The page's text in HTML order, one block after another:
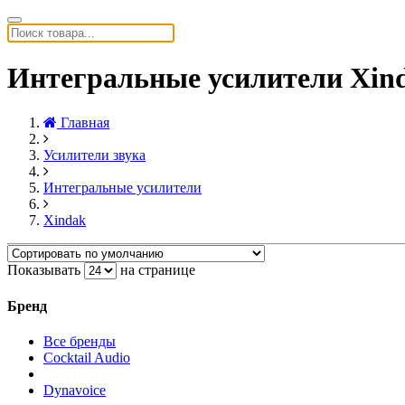
Интегральные усилители
Главная
Усилители звука
Интегральные усилители
Xindak
Показывать на странице
Бренд
Все бренды
Cocktail Audio
Dynavoice